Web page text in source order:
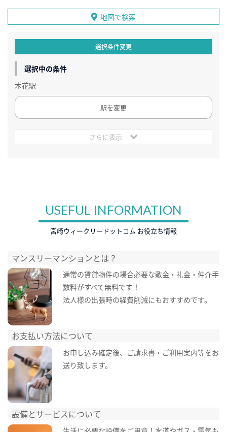
地図で検索
選択条件変更
選択中の条件
木花駅
駅を変更
さらに表示
USEFUL INFORMATION
宮崎ウィークリードットコム お役立ち情報
マンスリーマンションとは？
通常の賃貸物件の場合必要な敷金・礼金・仲介手
数料がすべて無料です！
法人様の出張時の経費削減にもおすすめです。
お支払い方法について
お申し込み確定後、ご請求書・ご利用案内等をお
送り致します。
設備とサービスについて